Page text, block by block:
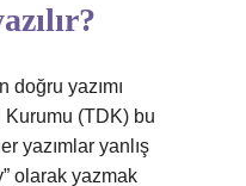
doğru yazımı
Kurumu (TDK) bu
yazımlar yanlış
olarak yazmak